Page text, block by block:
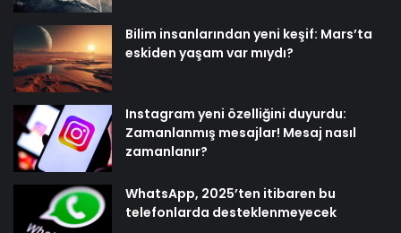
Bilim insanlarından yeni keşif: Mars’ta
eskiden yaşam var mıydı?
Instagram yeni özelliğini duyurdu:
Zamanlanmış mesajlar! Mesaj nasıl
zamanlanır?
WhatsApp, 2025’ten itibaren bu
telefonlarda desteklenmeyecek